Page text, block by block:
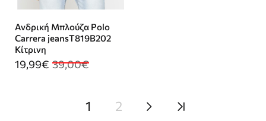
Ανδρική Μπλούζα Polo
Carrera jeansT819B202
Κίτρινη
19,99€ 39,00€
1 2